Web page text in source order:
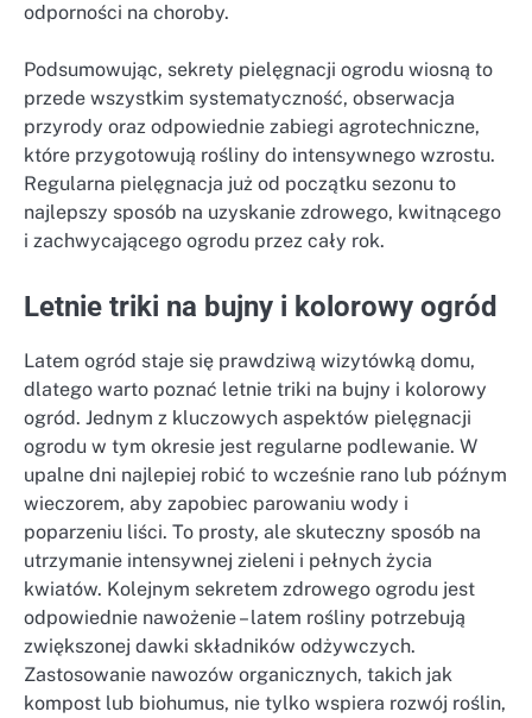
odporności na choroby.
Podsumowując, sekrety pielęgnacji ogrodu wiosną to
przede wszystkim systematyczność, obserwacja
przyrody oraz odpowiednie zabiegi agrotechniczne,
które przygotowują rośliny do intensywnego wzrostu.
Regularna pielęgnacja już od początku sezonu to
najlepszy sposób na uzyskanie zdrowego, kwitnącego
i zachwycającego ogrodu przez cały rok.
Letnie triki na bujny i kolorowy ogród
Latem ogród staje się prawdziwą wizytówką domu,
dlatego warto poznać letnie triki na bujny i kolorowy
ogród. Jednym z kluczowych aspektów pielęgnacji
ogrodu w tym okresie jest regularne podlewanie. W
upalne dni najlepiej robić to wcześnie rano lub późnym
wieczorem, aby zapobiec parowaniu wody i
poparzeniu liści. To prosty, ale skuteczny sposób na
utrzymanie intensywnej zieleni i pełnych życia
kwiatów. Kolejnym sekretem zdrowego ogrodu jest
odpowiednie nawożenie – latem rośliny potrzebują
zwiększonej dawki składników odżywczych.
Zastosowanie nawozów organicznych, takich jak
kompost lub biohumus, nie tylko wspiera rozwój roślin,